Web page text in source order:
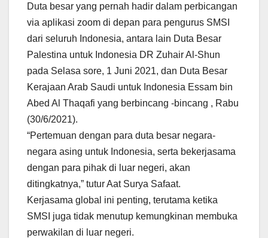
Duta besar yang pernah hadir dalam perbicangan
via aplikasi zoom di depan para pengurus SMSI
dari seluruh Indonesia, antara lain Duta Besar
Palestina untuk Indonesia DR Zuhair Al-Shun
pada Selasa sore, 1 Juni 2021, dan Duta Besar
Kerajaan Arab Saudi untuk Indonesia Essam bin
Abed Al Thaqafi yang berbincang -bincang , Rabu
(30/6/2021).
“Pertemuan dengan para duta besar negara-
negara asing untuk Indonesia, serta bekerjasama
dengan para pihak di luar negeri, akan
ditingkatnya,” tutur Aat Surya Safaat.
Kerjasama global ini penting, terutama ketika
SMSI juga tidak menutup kemungkinan membuka
perwakilan di luar negeri.